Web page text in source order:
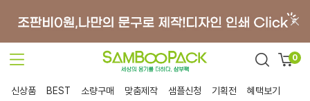
0
신상품 BEST 소량구매 맞춤제작 샘플신청 기획전 혜택보기